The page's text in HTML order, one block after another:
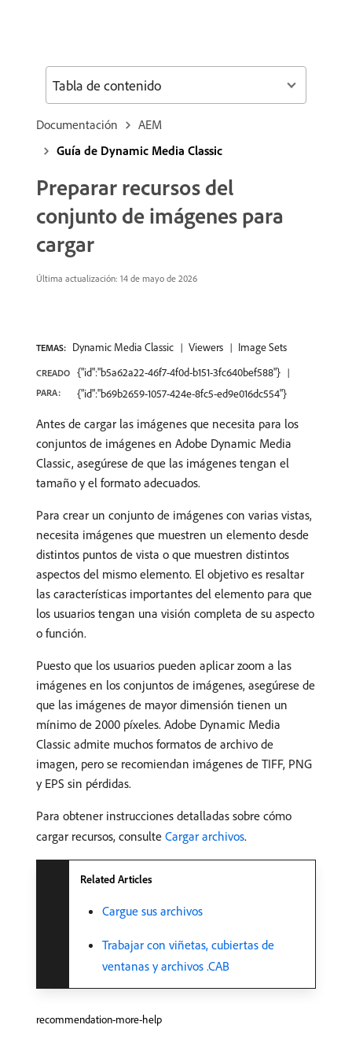
Documentación
AEM
Guía de Dynamic Media Classic
Preparar recursos del
conjunto de imágenes para
cargar
Última actualización: 14 de mayo de 2026
TEMAS: Dynamic Media Classic Viewers Image Sets
CREADO
PARA:
{"id":"b5a62a22-46f7-4f0d-b151-3fc640bef588"}
{"id":"b69b2659-1057-424e-8fc5-ed9e016dc554"}
Antes de cargar las imágenes que necesita para los
conjuntos de imágenes en Adobe Dynamic Media
Classic, asegúrese de que las imágenes tengan el
tamaño y el formato adecuados.
Para crear un conjunto de imágenes con varias vistas,
necesita imágenes que muestren un elemento desde
distintos puntos de vista o que muestren distintos
aspectos del mismo elemento. El objetivo es resaltar
las características importantes del elemento para que
los usuarios tengan una visión completa de su aspecto
o función.
Puesto que los usuarios pueden aplicar zoom a las
imágenes en los conjuntos de imágenes, asegúrese de
que las imágenes de mayor dimensión tienen un
mínimo de 2000 píxeles. Adobe Dynamic Media
Classic admite muchos formatos de archivo de
imagen, pero se recomiendan imágenes de TIFF, PNG
y EPS sin pérdidas.
Para obtener instrucciones detalladas sobre cómo
cargar recursos, consulte Cargar archivos.
Related Articles
Cargue sus archivos
Trabajar con viñetas, cubiertas de
ventanas y archivos .CAB
recommendation-more-help
Tabla de contenido